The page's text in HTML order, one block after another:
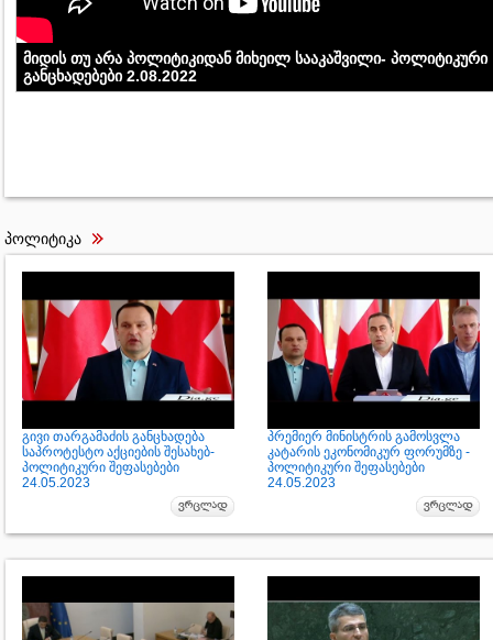
მიდის თუ არა პოლიტიკიდან მიხეილ სააკაშვილი- პოლიტიკური
განცხადებები 2.08.2022
პოლიტიკა
გივი თარგამაძის განცხადება
საპროტესტო აქციების შესახებ-
პოლიტიკური შეფასებები
24.05.2023
პრემიერ მინისტრის გამოსვლა
კატარის ეკონომიკურ ფორუმზე -
პოლიტიკური შეფასებები
24.05.2023